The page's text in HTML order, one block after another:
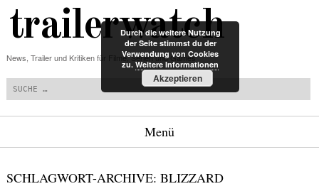
trailerwatch
News, Trailer und Kritiken für Filme, Serien und Games
Menü
SCHLAGWORT-ARCHIVE: BLIZZARD
Durch die weitere Nutzung
der Seite stimmst du der
Verwendung von Cookies
zu. Weitere Informationen
Akzeptieren